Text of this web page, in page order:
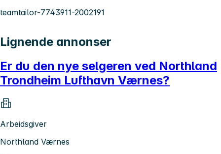
teamtailor-7743911-2002191
Lignende annonser
Er du den nye selgeren ved Northland
Trondheim Lufthavn Værnes?
Arbeidsgiver
Northland Værnes